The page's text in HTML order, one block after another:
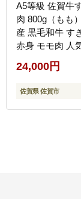
A5等級 佐賀牛
肉 800g（もも
産 黒毛和牛 す
赤身 モモ肉 人
な肉質 鍋：
24,000円
佐賀県 佐賀市